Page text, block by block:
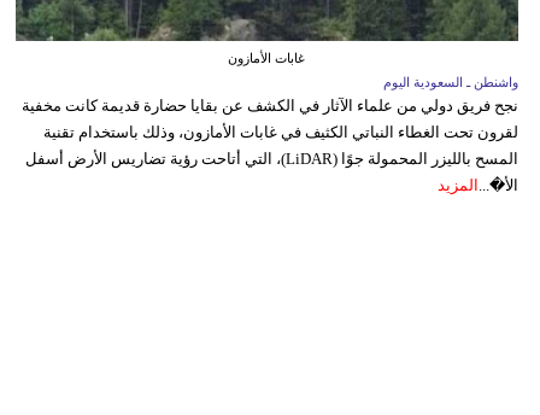
غابات الأمازون
واشنطن ـ السعودية اليوم
نجح فريق دولي من علماء الآثار في الكشف عن بقايا حضارة قديمة كانت مخفية
لقرون تحت الغطاء النباتي الكثيف في غابات الأمازون، وذلك باستخدام تقنية
المسح بالليزر المحمولة جوًا (LiDAR)، التي أتاحت رؤية تضاريس الأرض أسفل
الأ�... المزيد